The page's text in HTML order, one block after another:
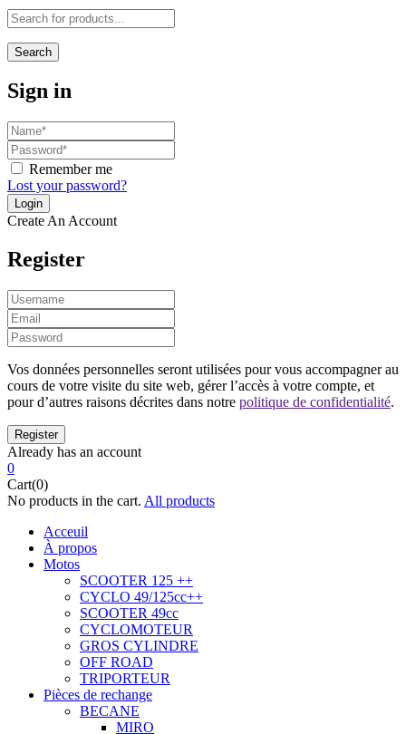
Search
Sign in
Remember me
Lost your password?
Create An Account
Register
Vos données personnelles seront utilisées pour vous accompagner au
cours de votre visite du site web, gérer l’accès à votre compte, et
pour d’autres raisons décrites dans notre politique de confidentialité.
Already has an account
0
Cart(0)
No products in the cart. All products
Acceuil
À propos
Motos
SCOOTER 125 ++
CYCLO 49/125cc++
SCOOTER 49cc
CYCLOMOTEUR
GROS CYLINDRE
OFF ROAD
TRIPORTEUR
Pièces de rechange
BECANE
MIRO